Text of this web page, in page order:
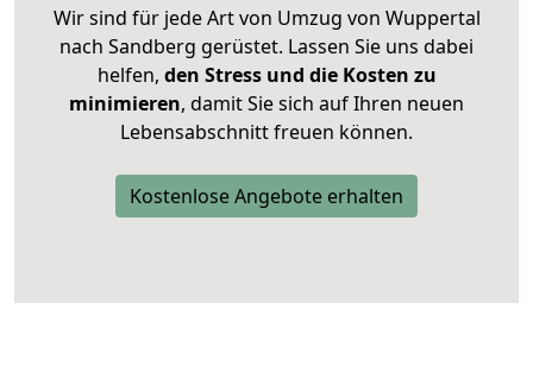
Wir sind für jede Art von Umzug von Wuppertal
nach Sandberg gerüstet. Lassen Sie uns dabei
helfen, den Stress und die Kosten zu
minimieren, damit Sie sich auf Ihren neuen
Lebensabschnitt freuen können.
Kostenlose Angebote erhalten